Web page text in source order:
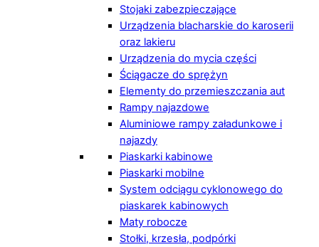
Stojaki zabezpieczające
Urządzenia blacharskie do karoserii
oraz lakieru
Urządzenia do mycia części
Ściągacze do sprężyn
Elementy do przemieszczania aut
Rampy najazdowe
Aluminiowe rampy załadunkowe i
najazdy
Piaskarki kabinowe
Piaskarki mobilne
System odciągu cyklonowego do
piaskarek kabinowych
Maty robocze
Stołki, krzesła, podpórki